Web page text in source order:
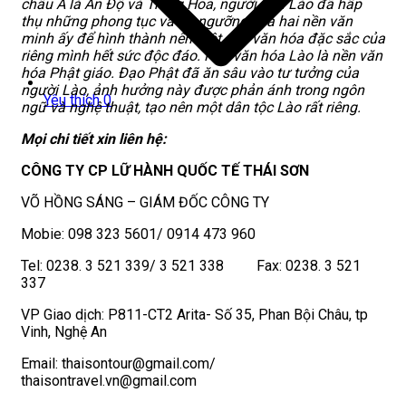
Yêu thích0
châu Á là Ấn Độ và Trung Hoa, người dân Lào đã hấp
thụ những phong tục và tín ngưỡng của hai nền văn
minh ấy để hình thành nên một nền văn hóa đặc sắc của
riêng mình hết sức độc đáo. Nền văn hóa Lào là nền văn
hóa Phật giáo. Đạo Phật đã ăn sâu vào tư tưởng của
người Lào, ảnh hưởng này được phản ánh trong ngôn
ngữ và nghệ thuật, tạo nên một dân tộc Lào rất riêng.
Mọi chi tiết xin liên hệ:
CÔNG TY CP LỮ HÀNH QUỐC TẾ THÁI SƠN
VÕ HỒNG SÁNG – GIÁM ĐỐC CÔNG TY
Mobie: 098 323 5601/ 0914 473 960
Tel: 0238. 3 521 339/ 3 521 338 Fax: 0238. 3 521
337
VP Giao dịch: P811-CT2 Arita- Số 35, Phan Bội Châu, tp
Vinh, Nghệ An
Email: thaisontour@gmail.com/
thaisontravel.vn@gmail.com